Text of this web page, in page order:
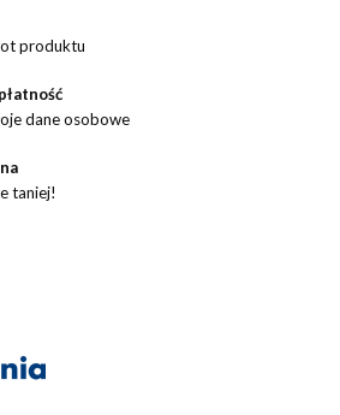
produktu
dane osobowe
taniej!